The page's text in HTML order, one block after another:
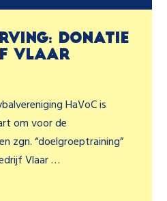
donatie
Vlaar
HaVoC is
om voor de
zgn. “doelgroeptraining”
Vlaar …